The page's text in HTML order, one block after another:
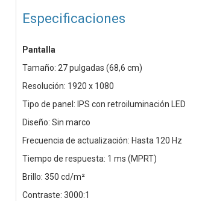
Especificaciones
Pantalla
Tamaño: 27 pulgadas (68,6 cm)
Resolución: 1920 x 1080
Tipo de panel: IPS con retroiluminación LED
Diseño: Sin marco
Frecuencia de actualización: Hasta 120 Hz
Tiempo de respuesta: 1 ms (MPRT)
Brillo: 350 cd/m²
Contraste: 3000:1